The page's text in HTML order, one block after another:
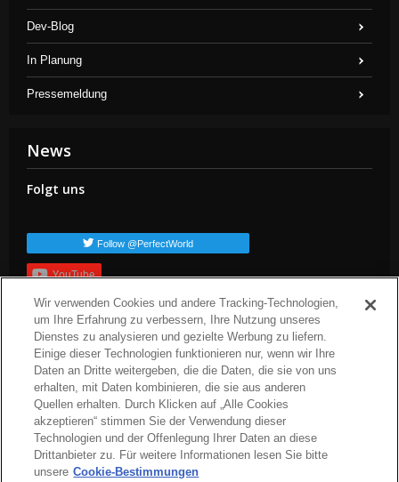
Dev-Blog
In Planung
Pressemeldung
News
Folgt uns
Follow @PerfectWorld
YouTube
Anmelden
Populäre TAGs
dev-blog arc-news press-release arc-steam
arc-patch-notes
arc-upcoming
Wir verwenden Cookies und andere Tracking-Technologien,
um Ihre Erfahrung zu verbessern, Ihre Nutzung unseres
Dienstes zu analysieren und gezielte Werbung zu liefern.
Einige dieser Technologien funktionieren nur, wenn wir Ihre
Daten an Dritte weitergeben, die die Daten, die sie von uns
erhalten, mit Daten kombinieren, die sie aus anderen
Quellen erhalten. Durch Klicken auf „Alle Cookies
akzeptieren“ stimmen Sie der Verwendung dieser
Technologien und der Offenlegung Ihrer Daten an diese
Drittanbieter zu. Für weitere Informationen lesen Sie bitte
unsere Cookie-Bestimmungen